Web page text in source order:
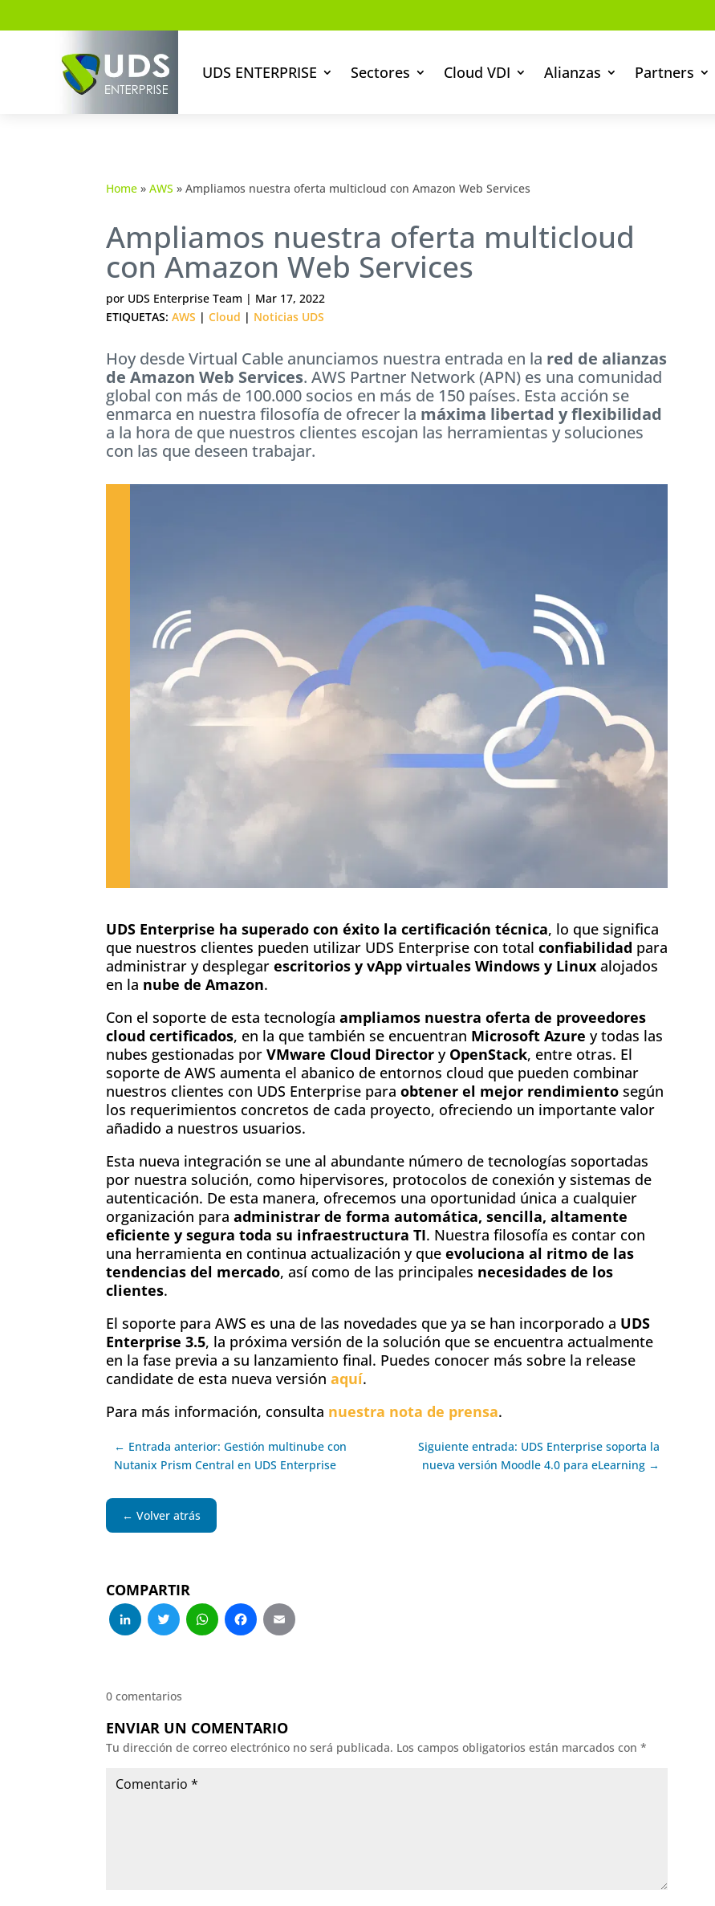
UDS ENTERPRISE Sectores Cloud VDI Alianzas Partners
Home » AWS » Ampliamos nuestra oferta multicloud con Amazon Web Services
Ampliamos nuestra oferta multicloud
con Amazon Web Services
por UDS Enterprise Team | Mar 17, 2022
ETIQUETAS: AWS | Cloud | Noticias UDS
Hoy desde Virtual Cable anunciamos nuestra entrada en la red de alianzas
de Amazon Web Services. AWS Partner Network (APN) es una comunidad
global con más de 100.000 socios en más de 150 países. Esta acción se
enmarca en nuestra filosofía de ofrecer la máxima libertad y flexibilidad
a la hora de que nuestros clientes escojan las herramientas y soluciones
con las que deseen trabajar.
UDS Enterprise ha superado con éxito la certificación técnica, lo que significa
que nuestros clientes pueden utilizar UDS Enterprise con total confiabilidad para
administrar y desplegar escritorios y vApp virtuales Windows y Linux alojados
en la nube de Amazon.
Con el soporte de esta tecnología ampliamos nuestra oferta de proveedores
cloud certificados, en la que también se encuentran Microsoft Azure y todas las
nubes gestionadas por VMware Cloud Director y OpenStack, entre otras. El
soporte de AWS aumenta el abanico de entornos cloud que pueden combinar
nuestros clientes con UDS Enterprise para obtener el mejor rendimiento según
los requerimientos concretos de cada proyecto, ofreciendo un importante valor
añadido a nuestros usuarios.
Esta nueva integración se une al abundante número de tecnologías soportadas
por nuestra solución, como hipervisores, protocolos de conexión y sistemas de
autenticación. De esta manera, ofrecemos una oportunidad única a cualquier
organización para administrar de forma automática, sencilla, altamente
eficiente y segura toda su infraestructura TI. Nuestra filosofía es contar con
una herramienta en continua actualización y que evoluciona al ritmo de las
tendencias del mercado, así como de las principales necesidades de los
clientes.
El soporte para AWS es una de las novedades que ya se han incorporado a UDS
Enterprise 3.5, la próxima versión de la solución que se encuentra actualmente
en la fase previa a su lanzamiento final. Puedes conocer más sobre la release
candidate de esta nueva versión aquí.
Para más información, consulta nuestra nota de prensa.
← Entrada anterior: Gestión multinube con
Nutanix Prism Central en UDS Enterprise
Siguiente entrada: UDS Enterprise soporta la
nueva versión Moodle 4.0 para eLearning →
← Volver atrás
COMPARTIR
LinkedIn
Twitter
WhatsApp
Facebook
0 comentarios
ENVIAR UN COMENTARIO
Tu dirección de correo electrónico no será publicada. Los campos obligatorios están marcados con *